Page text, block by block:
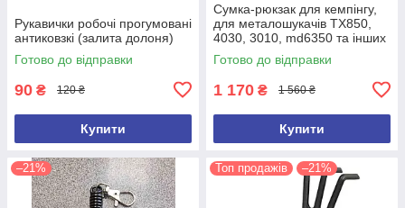
Рукавички робочі прогумовані
антиковзкі (залита долоня)
Готово до відправки
90 ₴ 120 ₴
Купити
Сумка-рюкзак для кемпінгу,
для металошукачів TX850,
4030, 3010, md6350 та інших
(ємність 100 л)
Готово до відправки
1 170 ₴ 1 560 ₴
Купити
–21% Топ продажів –21%